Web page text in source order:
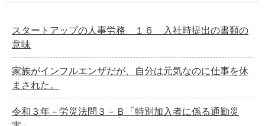
スタートアップの人事労務 １６ 入社時提出の書類の
意味
家族がインフルエンザだが、自分は元気なのに仕事を休
まされた。
令和３年－労災法問３－Ｂ「特別加入者に係る通勤災